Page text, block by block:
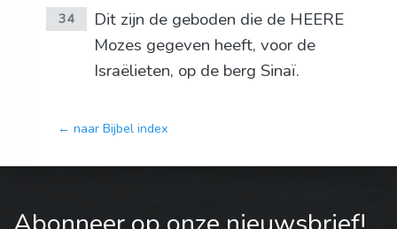
34
Dit zijn de geboden die de HEERE
Mozes gegeven heeft, voor de
Israëlieten, op de berg Sinaï.
← naar Bijbel index